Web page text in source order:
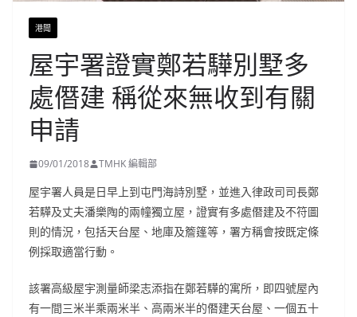
港聞
屋宇署證實鄭若驊別墅多
處僭建 稱從來無收到有關
申請
09/01/2018 TMHK 編輯部
屋宇署人員是日早上到屯門海詩別墅，並進入律政司司長鄭
若驊及丈夫潘樂陶的兩幢獨立屋，證實有多處僭建及不符圖
則的情況，包括天台屋、地庫及簷篷等，署方稱會按既定條
例採取適當行動。
該署高級屋宇測量師梁志添指在鄭若驊的寓所，即四號屋內
有一間三米半乘兩米半、高兩米半的僭建天台屋、一個五十